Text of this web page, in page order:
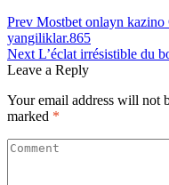
Post
navigation
Prev Mostbet onlayn kazino
yangiliklar.865
Next L’éclat irrésistible du
Leave a Reply
Your email address will not
marked *